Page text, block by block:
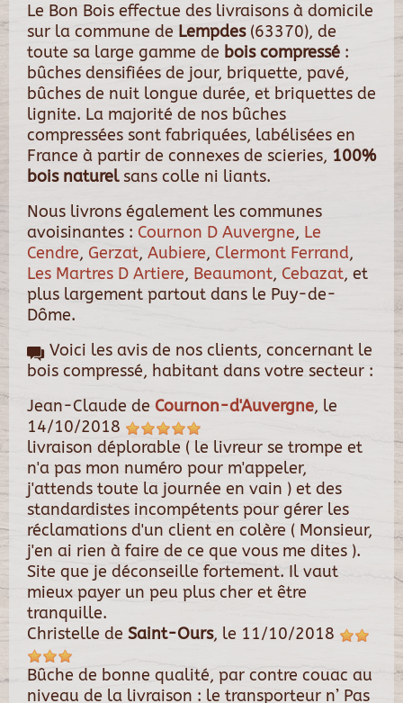
Le Bon Bois effectue des livraisons à domicile
sur la commune de Lempdes(63370), de
toute sa large gamme de bois compressé :
bûches densifiées de jour, briquette, pavé,
bûches de nuit longue durée, et briquettes de
lignite. La majorité de nos bûches
compressées sont fabriquées, labélisées en
France à partir de connexes de scieries, 100%
bois naturelsans colle ni liants.
Nous livrons également les communes
avoisinantes : Cournon D Auvergne, Le
Cendre, Gerzat, Aubiere, Clermont Ferrand,
Les Martres D Artiere, Beaumont, Cebazat, et
plus largement partout dans le Puy-de-
Dôme.
Voici les avis de nos clients, concernant le
bois compressé, habitant dans votre secteur :
Jean-Claude de Cournon-d'Auvergne, le
14/10/2018
livraison déplorable ( le livreur se trompe et
n'a pas mon numéro pour m'appeler,
j'attends toute la journée en vain ) et des
standardistes incompétents pour gérer les
réclamations d'un client en colère ( Monsieur,
j'en ai rien à faire de ce que vous me dites ).
Site que je déconseille fortement. Il vaut
mieux payer un peu plus cher et être
tranquille.
Christelle de Saint-Ours, le 11/10/2018
Bûche de bonne qualité, par contre couac au
niveau de la livraison : le transporteur n’ Pas